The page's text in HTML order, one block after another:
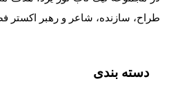
طراح، سازنده، شاعر و رهبر اکستر
دسته بندی